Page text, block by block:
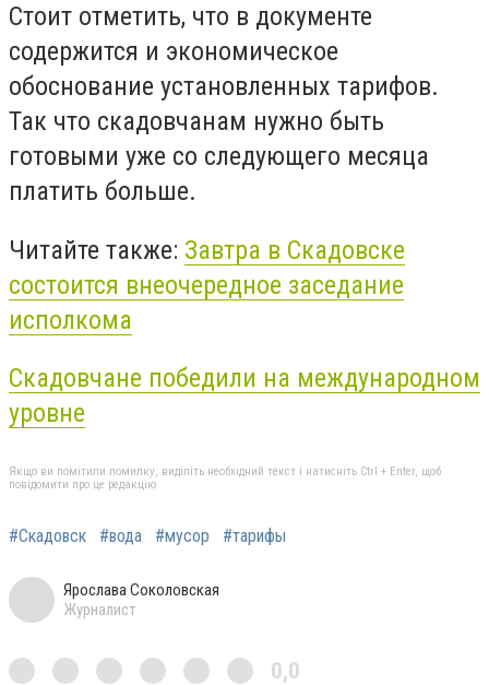
Стоит отметить, что в документе
содержится и экономическое
обоснование установленных тарифов.
Так что скадовчанам нужно быть
готовыми уже со следующего месяца
платить больше.
Читайте также: Завтра в Скадовске
состоится внеочередное заседание
исполкома
Скадовчане победили на международном
уровне
Якщо ви помітили помилку, виділіть необхідний текст і натисніть Ctrl + Enter, щоб
повідомити про це редакцію
#Скадовск #вода #мусор #тарифы
Ярослава Соколовская
Журналист
0,0